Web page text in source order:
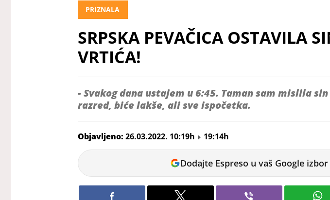
PRIZNALA
SRPSKA PEVAČICA OSTAVILA
VRTIĆA!
- Svakog dana ustajem u 6:45. Taman sam mislila
razred, biće lakše, ali sve ispočetka.
Objavljeno: 26.03.2022. 10:19h
19:14h
Ermin
Biberović
Dodajte Espreso u vaš Google izbor